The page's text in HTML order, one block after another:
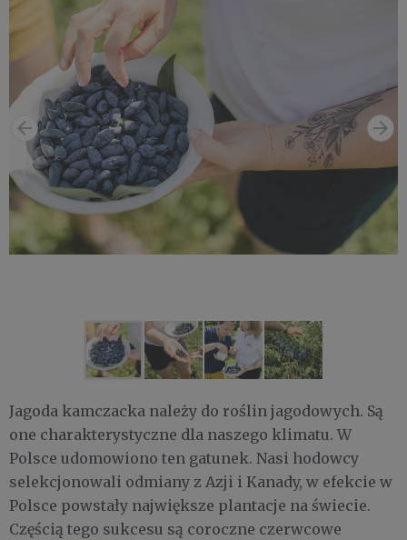
Jagoda kamczacka należy do roślin jagodowych. Są
one charakterystyczne dla naszego klimatu. W
Polsce udomowiono ten gatunek. Nasi hodowcy
selekcjonowali odmiany z Azji i Kanady, w efekcie w
Polsce powstały największe plantacje na świecie.
Częścią tego sukcesu są coroczne czerwcowe